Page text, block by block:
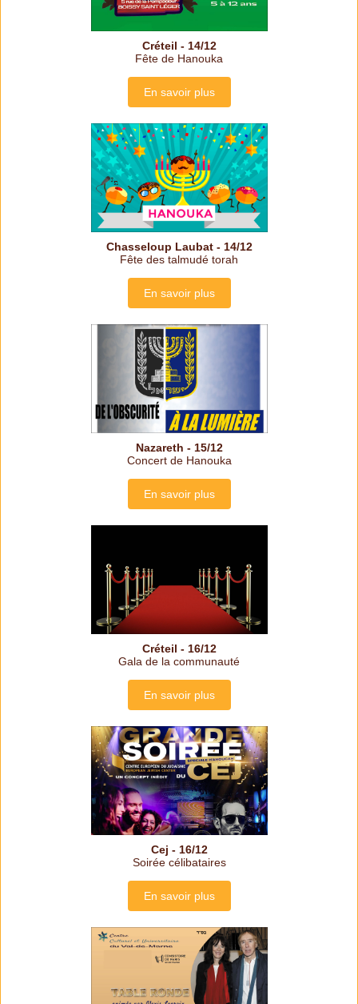
Créteil - 14/12
Fête de Hanouka
En savoir plus
Chasseloup Laubat - 14/12
Fête des talmudé torah
En savoir plus
Nazareth - 15/12
Concert de Hanouka
En savoir plus
Créteil - 16/12
Gala de la communauté
En savoir plus
Cej - 16/12
Soirée célibataires
En savoir plus